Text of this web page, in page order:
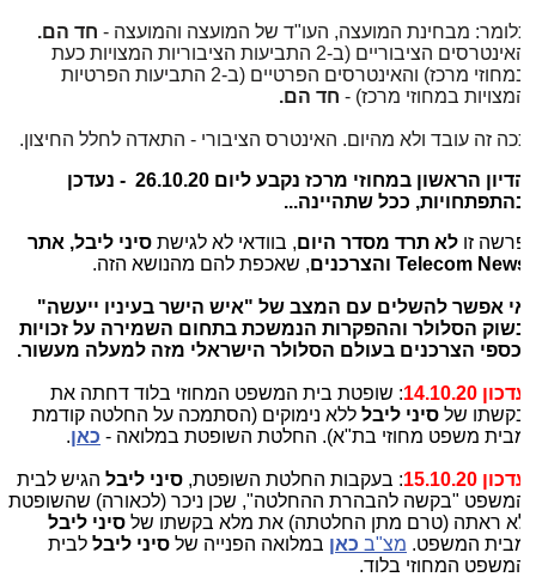
מבחינת המועצה, העו"ד של המועצה והמועצה - חד הם.
האינטרסים הציבוריים (ב-2 התביעות הציבוריות המצויות כעת
במחוזי מרכז) והאינטרסים הפרטיים (ב-2 התביעות הפרטיות
במחוזי מרכז) - חד הם.
זה עובד ולא מהיום. האינטרס הציבורי - התאדה לחלל החיצון.
הדיון הראשון במחוזי מרכז נקבע ליום 26.10.20 - נעדכן
ככל שתהיינה...
זו לא תרד מסדר היום, בוודאי לא לגישתסיני ליבל, אתר
Telecom והצרכנים, שאכפת להם מהנושא הזה.
אפשר להשלים עם המצב של "איש הישר בעיניו ייעשה"
הסלולר וההפקרות הנמשכת בתחום השמירה על זכויות
הצרכנים בעולם הסלולר הישראלי מזה למעלה מעשור.
14.10.20
: שופטת בית המשפט המחוזי בלוד דחתה את
שלסיני ליבלללא נימוקים (הסתמכה על החלטה קודמת
משפט מחוזי בת"א). החלטת השופטת במלואה - כאן.
15.10.20 : בעקבות החלטת השופטת,סיני ליבלהגיש לבית
"בקשה להבהרת ההחלטה", שכן ניכר (לכאורה) שהשופטת
ראתה (טרם מתן החלטתה) את מלא בקשתו שלסיני ליבל
המשפט.מצ"בכאןבמלואה הפנייה שלסיני ליבללבית
המחוזי בלוד.